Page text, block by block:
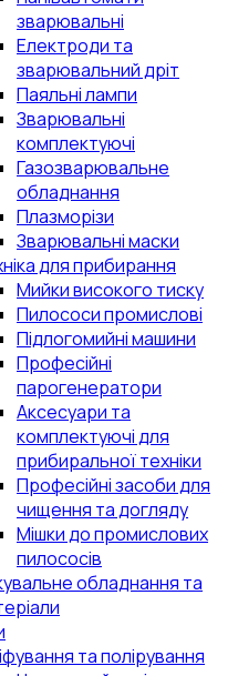
зварювальні
Електроди та
зварювальний дріт
Паяльні лампи
Зварювальні
комплектуючі
Газозварювальне
обладнання
Плазморізи
Зварювальні маски
для прибирання
Мийки високого тиску
Пилососи промислові
Підлогомийні машини
Професійні
парогенератори
Аксесуари та
комплектуючі для
прибиральної техніки
Професійні засоби для
чищення та догляду
Мішки до промислових
пилососів
обладнання та
та полірування